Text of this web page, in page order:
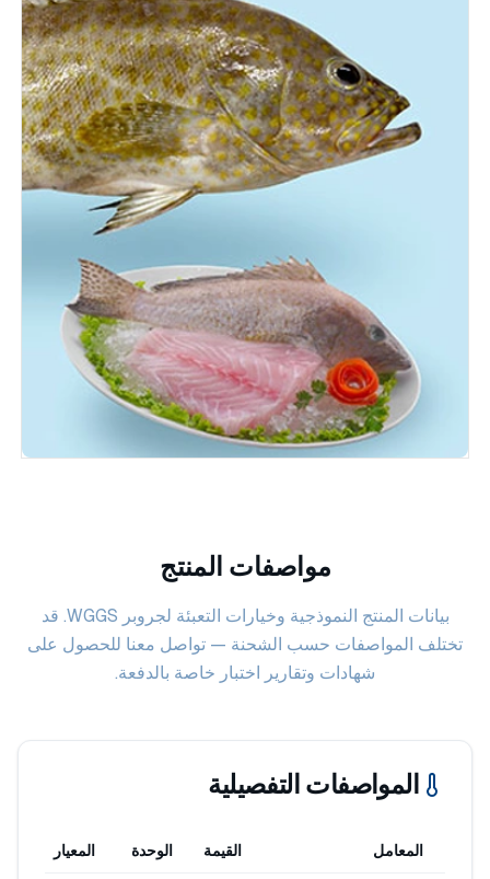
مواصفات المنتج
بيانات المنتج النموذجية وخيارات التعبئة لجروبر WGGS. قد
تختلف المواصفات حسب الشحنة — تواصل معنا للحصول على
شهادات وتقارير اختبار خاصة بالدفعة.
المواصفات التفصيلية
المعامل القيمة الوحدة المعيار